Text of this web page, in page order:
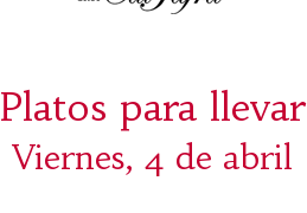
Platos para llevar
Viernes, 4 de abril